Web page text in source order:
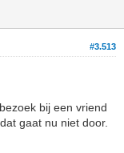
#3.513
bij een vriend
gaat nu niet door.